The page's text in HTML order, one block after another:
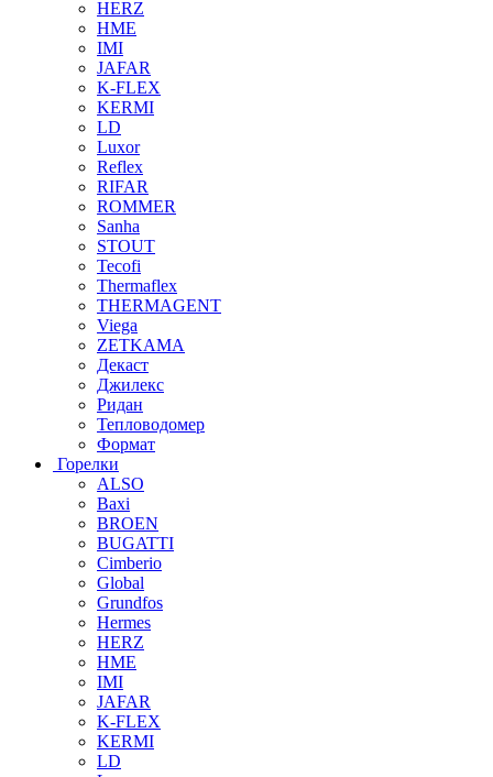
HERZ
HME
IMI
JAFAR
K-FLEX
KERMI
LD
Luxor
Reflex
RIFAR
ROMMER
Sanha
STOUT
Tecofi
Thermaflex
THERMAGENT
Viega
ZETKAMA
Декаст
Джилекс
Ридан
Тепловодомер
Формат
Горелки
ALSO
Baxi
BROEN
BUGATTI
Cimberio
Global
Grundfos
Hermes
HERZ
HME
IMI
JAFAR
K-FLEX
KERMI
LD